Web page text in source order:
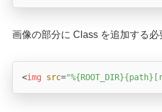
画像の部分に Class を追加する必
<img src=